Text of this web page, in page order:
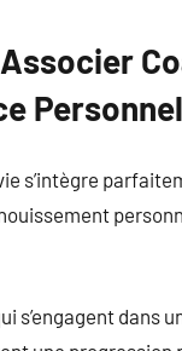
s’intègre
s’engagent dans